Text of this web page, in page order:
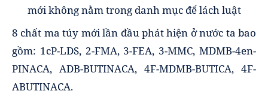
mới không nằm trong danh mục để lách luật
8 chất ma túy mới lần đầu phát hiện ở nước ta bao
gồm: 1cP-LDS, 2-FMA, 3-FEA, 3-MMC, MDMB-4en-
PINACA, ADB-BUTINACA, 4F-MDMB-BUTICA, 4F-
ABUTINACA.